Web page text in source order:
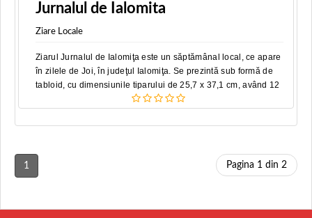
Jurnalul de Ialomita
Ziare Locale
Ziarul Jurnalul de Ialomiţa este un săptămânal local, ce apare
în zilele de Joi, în judeţul Ialomiţa. Se prezintă sub formă de
tabloid, cu dimensiunile tiparului de 25,7 x 37,1 cm, având 12
1 Pagina 1 din 2